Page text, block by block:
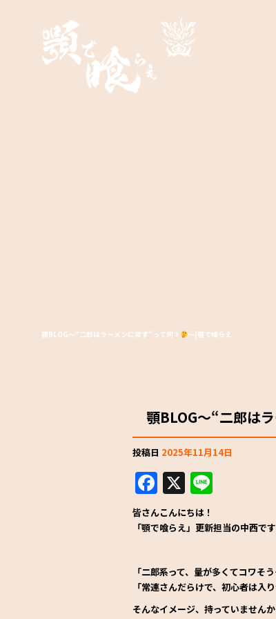
顎BLOG～“二郎はラーメンに非ず”って何？ ～|顎で喰らえ
顎BLOG～“二郎は
投稿日 2025年11月14日
F
a
c
b
o
X
e
皆さんこんにちは！
「顎で喰らえ」更新担当の中西です
「二郎系って、量が多くてコワそ
「常連さんだらけで、初心者は入
そんなイメージ、持っていませんか